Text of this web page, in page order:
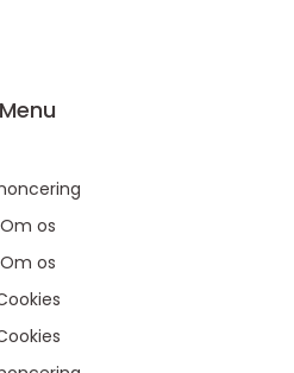
Menu
Om os
Om os